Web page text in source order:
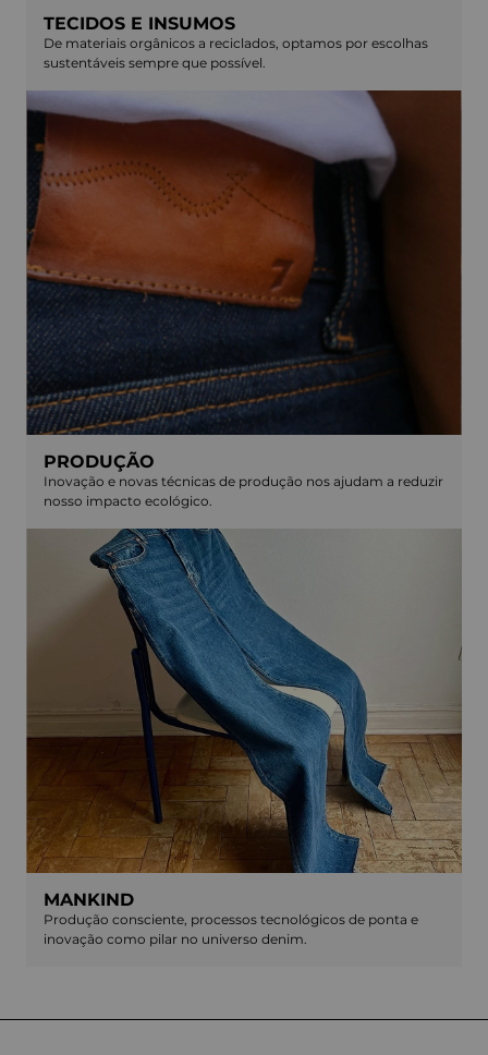
TECIDOS E INSUMOS
De materiais orgânicos a reciclados, optamos por escolhas
sustentáveis sempre que possível.
PRODUÇÃO
Inovação e novas técnicas de produção nos ajudam a reduzir
nosso impacto ecológico.
MANKIND
Produção consciente, processos tecnológicos de ponta e
inovação como pilar no universo denim.